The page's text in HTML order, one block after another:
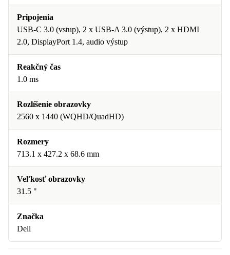
Pripojenia
USB-C 3.0 (vstup), 2 x USB-A 3.0 (výstup), 2 x HDMI
2.0, DisplayPort 1.4, audio výstup
Reakčný čas
1.0 ms
Rozlíšenie obrazovky
2560 x 1440 (WQHD/QuadHD)
Rozmery
713.1 x 427.2 x 68.6 mm
Veľkosť obrazovky
31.5 "
Značka
Dell